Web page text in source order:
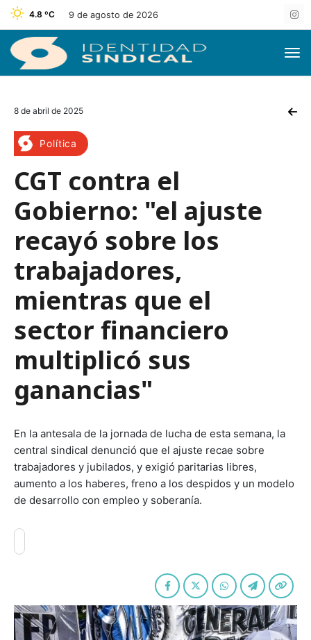
4.8 ºC 9 de agosto de 2026
8 de abril de 2025
Política
CGT contra el
Gobierno: "el ajuste
recayó sobre los
trabajadores,
mientras que el
sector financiero
multiplicó sus
ganancias"
En la antesala de la jornada de lucha de esta semana, la
central sindical denunció que el ajuste recae sobre
trabajadores y jubilados, y exigió paritarias libres,
aumento a los haberes, freno a los despidos y un modelo
de desarrollo con empleo y soberanía.